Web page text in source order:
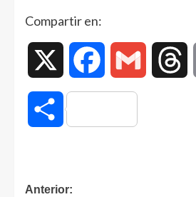
Compartir en:
Facebook Gmail
Compartir
Anterior: